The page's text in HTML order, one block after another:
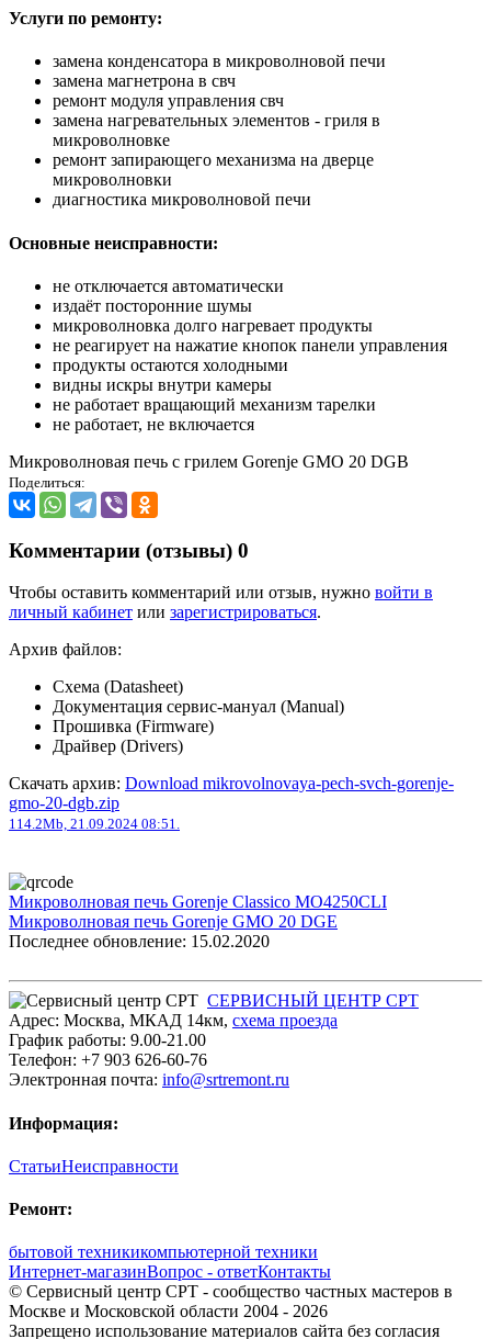
Услуги по ремонту:
замена конденсатора в микроволновой печи
замена магнетрона в свч
ремонт модуля управления свч
замена нагревательных элементов - гриля в
микроволновке
ремонт запирающего механизма на дверце
микроволновки
диагностика микроволновой печи
Основные неисправности:
не отключается автоматически
издаёт посторонние шумы
микроволновка долго нагревает продукты
не реагирует на нажатие кнопок панели управления
продукты остаются холодными
видны искры внутри камеры
не работает вращающий механизм тарелки
не работает, не включается
Микроволновая печь с грилем Gorenje GMO 20 DGB
Поделиться:
Комментарии (отзывы) 0
Чтобы оставить комментарий или отзыв, нужно войти в
личный кабинет или зарегистрироваться.
Архив файлов:
Схема (Datasheet)
Документация сервис-мануал (Manual)
Прошивка (Firmware)
Драйвер (Drivers)
Скачать архив: Download mikrovolnovaya-pech-svch-gorenje-
gmo-20-dgb.zip
114.2Mb, 21.09.2024 08:51.
Микроволновая печь Gorenje Classico MO4250CLI
Микроволновая печь Gorenje GMO 20 DGE
Последнее обновление: 15.02.2020
СЕРВИСНЫЙ ЦЕНТР СРТ
Адрес: Москва, МКАД 14км, cхема проезда
График работы: 9.00-21.00
Телефон: +7 903 626-60-76
Электронная почта: info@srtremont.ru
Информация:
СтатьиНеисправности
Ремонт:
бытовой техникикомпьютерной техники
Интернет-магазинВопрос - ответКонтакты
© Сервисный центр СРТ - сообщество частных мастеров в
Москве и Московской области 2004 - 2026
Запрещено использование материалов сайта без согласия